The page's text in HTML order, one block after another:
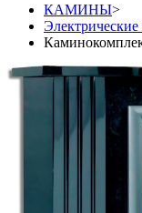
КАМИНЫ>